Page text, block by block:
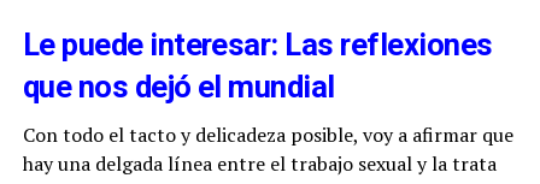
Le puede interesar: Las reflexiones
que nos dejó el mundial
Con todo el tacto y delicadeza posible, voy a afirmar que
hay una delgada línea entre el trabajo sexual y la trata